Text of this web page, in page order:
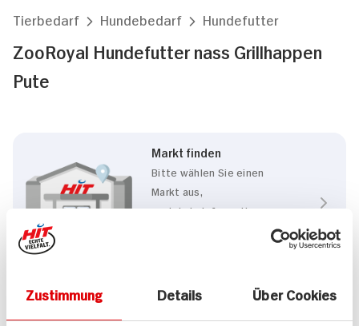
Zustimmung Details Über Cookies
Tierbedarf Hundebedarf Hundefutter
ZooRoyal Hundefutter nass Grillhappen
Pute
Markt finden
Bitte wählen Sie einen
Markt aus,
um lokale Informationen zu
Marke